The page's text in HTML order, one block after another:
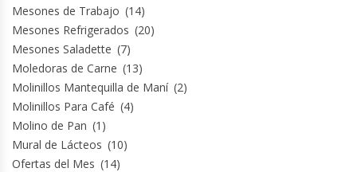
Mesones de Trabajo (14)
Mesones Refrigerados (20)
Mesones Saladette (7)
Moledoras de Carne (13)
Molinillos Mantequilla de Maní (2)
Molinillos Para Café (4)
Molino de Pan (1)
Mural de Lácteos (10)
Ofertas del Mes (14)